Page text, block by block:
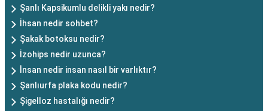
Şanlı Kapsikumlu delikli yakı nedir?
İhsan nedir sohbet?
Şakak botoksu nedir?
İzohips nedir uzunca?
İnsan nedir insan nasıl bir varlıktır?
Şanlıurfa plaka kodu nedir?
Şigelloz hastalığı nedir?